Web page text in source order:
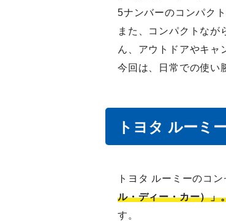
5ナンバーのコンパク
また、コンパクトなが
ん、アウトドアやキャ
今回は、日常での使い
トヨタ ルーミ
トヨタ ルーミーのコン
ル・ディー・カー）」
す。